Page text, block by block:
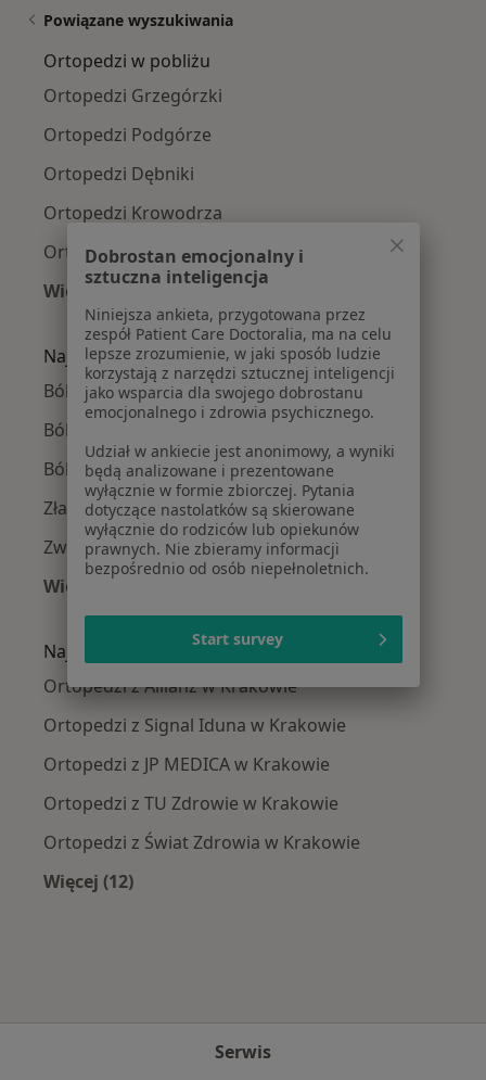
Powiązane wyszukiwania
Ortopedzi w pobliżu
Ortopedzi Grzegórzki
Ortopedzi Podgórze
Ortopedzi Dębniki
Ortopedzi Krowodrza
Ortopedzi Prądnik Biały
Więcej (14)
Więcej w kategorii: Ortopedzi w pobliżu
Najczęście leczone choroby
Ból barku w Krakowie
Ból kolana w Krakowie
Ból biodra w Krakowie
Złamania w Krakowie
Zwyrodnienie stawów w Krakowie
Więcej (15)
Więcej w kategorii: Najczęście leczone
Najpopularniejsze ubezpieczenia
Ortopedzi z Allianz w Krakowie
Ortopedzi z Signal Iduna w Krakowie
Ortopedzi z JP MEDICA w Krakowie
Ortopedzi z TU Zdrowie w Krakowie
Ortopedzi z Świat Zdrowia w Krakowie
Więcej (12)
Serwis
Dobrostan emocjonalny i
sztuczna inteligencja
Niniejsza ankieta, przygotowana przez
zespół Patient Care Doctoralia, ma na celu
lepsze zrozumienie, w jaki sposób ludzie
korzystają z narzędzi sztucznej inteligencji
jako wsparcia dla swojego dobrostanu
emocjonalnego i zdrowia psychicznego.
Udział w ankiecie jest anonimowy, a wyniki
będą analizowane i prezentowane
wyłącznie w formie zbiorczej. Pytania
dotyczące nastolatków są skierowane
wyłącznie do rodziców lub opiekunów
prawnych. Nie zbieramy informacji
bezpośrednio od osób niepełnoletnich.
Start survey